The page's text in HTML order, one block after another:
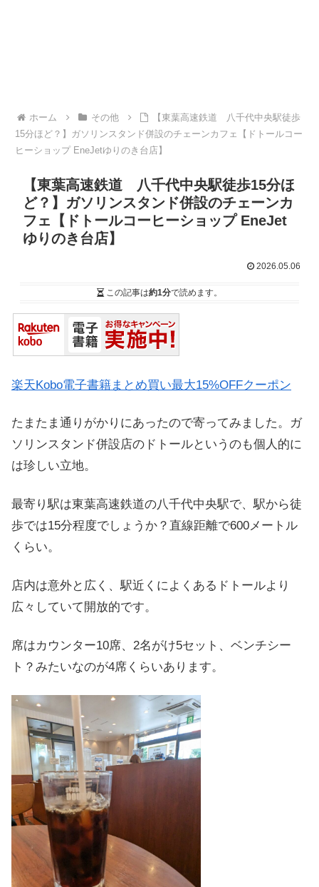
ホーム その他
【東葉高速鉄道 八千代中央駅徒歩
15分ほど？】ガソリンスタンド併設のチェーンカフェ【ドトールコー
ヒーショップ EneJetゆりのき台店】
【東葉高速鉄道 八千代中央駅徒歩15分ほ
ど？】ガソリンスタンド併設のチェーンカ
フェ【ドトールコーヒーショップ EneJet
ゆりのき台店】
2026.05.06
この記事は約1分で読めます。
楽天Kobo電子書籍まとめ買い最大15%OFFクーポン
たまたま通りがかりにあったので寄ってみました。ガ
ソリンスタンド併設店のドトールというのも個人的に
は珍しい立地。
最寄り駅は東葉高速鉄道の八千代中央駅で、駅から徒
歩では15分程度でしょうか？直線距離で600メートル
くらい。
店内は意外と広く、駅近くによくあるドトールより
広々していて開放的です。
席はカウンター10席、2名がけ5セット、ベンチシー
ト？みたいなのが4席くらいあります。